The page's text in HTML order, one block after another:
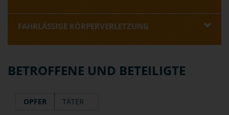
FAHRLÄSSIGE KÖRPERVERLETZUNG
BETROFFENE UND BETEILIGTE
OPFER TÄTER